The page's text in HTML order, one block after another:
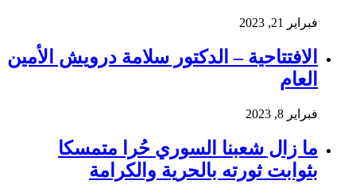
فبراير 21, 2023
الافتتاحية – الدكتور سلامة درويش الأمين
العام
فبراير 8, 2023
ما زال شعبنا السوري حُرا متمسكا
بثوابت ثورته بالحرية والكرامة